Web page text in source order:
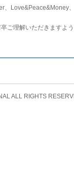
、Love&Peace&Money
ご理解いただきますよう